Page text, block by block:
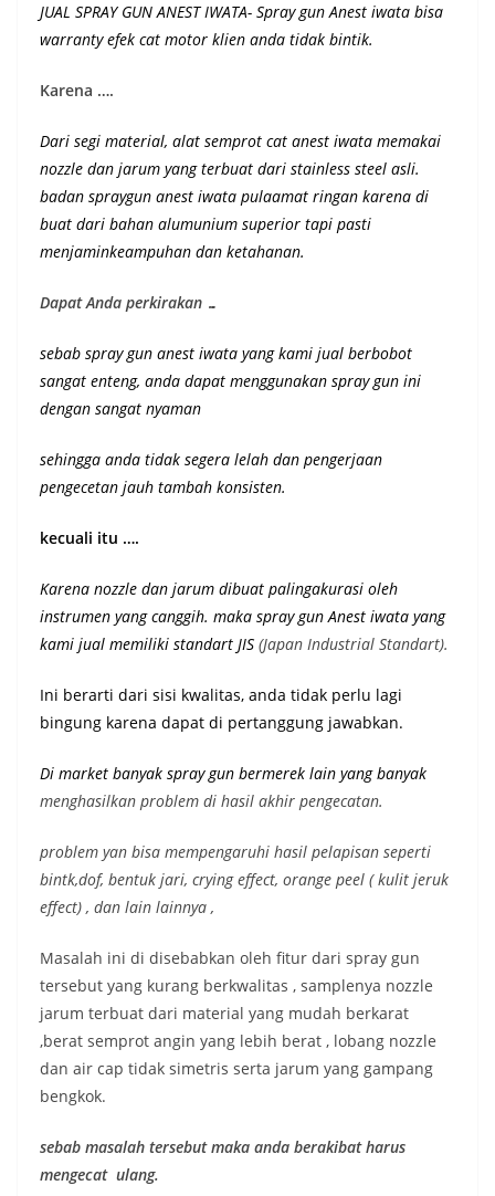
JUAL SPRAY GUN ANEST IWATA- Spray gun Anest iwata bisa
warranty efek cat motor klien anda tidak bintik.
Karena ….
Dari segi material, alat semprot cat anest iwata memakai
nozzle dan jarum yang terbuat dari stainless steel asli.
badan spraygun anest iwata pulaamat ringan karena di
buat dari bahan alumunium superior tapi pasti
menjaminkeampuhan dan ketahanan.
Dapat Anda perkirakan …
sebab spray gun anest iwata yang kami jual berbobot
sangat enteng, anda dapat menggunakan spray gun ini
dengan sangat nyaman
sehingga anda tidak segera lelah dan pengerjaan
pengecetan jauh tambah konsisten.
kecuali itu ….
Karena nozzle dan jarum dibuat palingakurasi oleh
instrumen yang canggih. maka spray gun Anest iwata yang
kami jual memiliki standart JIS (Japan Industrial Standart).
Ini berarti dari sisi kwalitas, anda tidak perlu lagi
bingung karena dapat di pertanggung jawabkan.
Di market banyak spray gun bermerek lain yang banyak
menghasilkan problem di hasil akhir pengecatan.
problem yan bisa mempengaruhi hasil pelapisan seperti
bintk,dof, bentuk jari, crying effect, orange peel ( kulit jeruk
effect) , dan lain lainnya ,
Masalah ini di disebabkan oleh fitur dari spray gun
tersebut yang kurang berkwalitas , samplenya nozzle
jarum terbuat dari material yang mudah berkarat
,berat semprot angin yang lebih berat , lobang nozzle
dan air cap tidak simetris serta jarum yang gampang
bengkok.
sebab masalah tersebut maka anda berakibat harus
mengecat ulang.